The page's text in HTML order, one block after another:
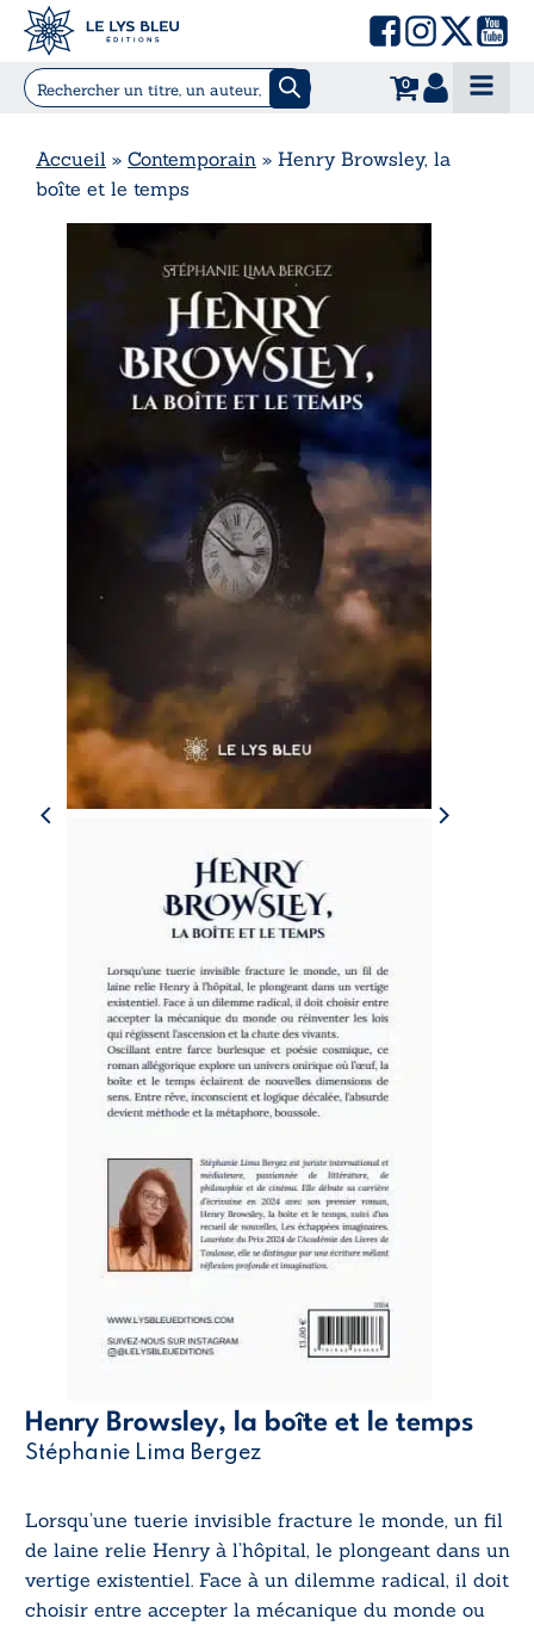
0
Accueil » Contemporain » Henry Browsley, la
boîte et le temps
Henry Browsley, la boîte et le temps
Stéphanie Lima Bergez
Lorsqu’une tuerie invisible fracture le monde, un fil
de laine relie Henry à l’hôpital, le plongeant dans un
vertige existentiel. Face à un dilemme radical, il doit
choisir entre accepter la mécanique du monde ou